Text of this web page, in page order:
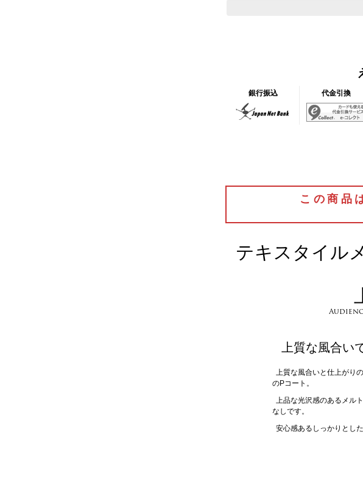
銀行振込 代金引換
この商品
テキスタイル
上質な風合い
上質な風合いと仕上がり
のPコート。
上品な光沢感のあるメル
なしです。
安心感あるしっかりとし